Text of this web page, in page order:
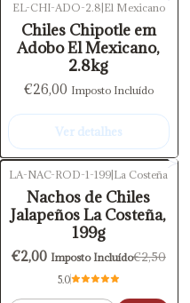
EL-CHI-ADO-2.8 El Mexicano
Chiles Chipotle em
Adobo El Mexicano,
2.8kg
€26,00 Imposto Incluído
Ver detalhes
DESCONTO
LA-NAC-ROD-1-199 La Costeña
Nachos de Chiles
Jalapeños La Costeña,
199g
€2,00 Imposto Incluído€2,50
5.0